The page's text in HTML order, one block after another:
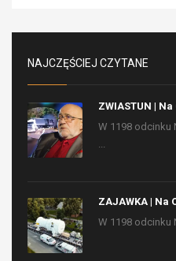
NAJCZĘŚCIEJ CZYTANE
ZWIASTUN | Na
W 1198 odcinku
...
ZAJAWKA | Na
W 1198 odcinku